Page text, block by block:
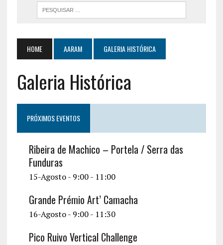
HOME AARAM GALERIA HISTÓRICA
Galeria Histórica
PRÓXIMOS EVENTOS
Ribeira de Machico – Portela / Serra das
Funduras
15-Agosto - 9:00- 11:00
Grande Prémio Art’ Camacha
16-Agosto - 9:00- 11:30
Pico Ruivo Vertical Challenge